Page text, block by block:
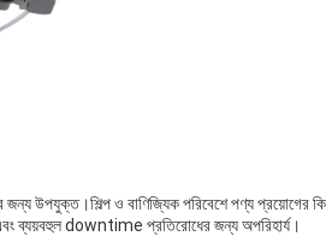
উপযুক্ত।শিল্প ও বাণিজ্যিক পরিবেশে পণ্য প্রয়োগের
এবং ব্যয়বহুল downtime প্রতিরোধের জন্য অপরিহার্য।